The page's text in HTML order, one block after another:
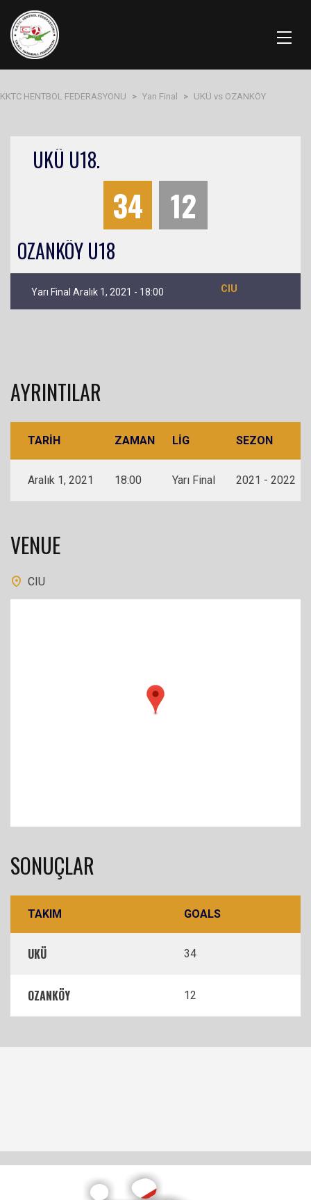
KKTC HENTBOL FEDERASYONU > Yarı Final > UKÜ vs OZANKÖY
UKÜ U18.
34 12
OZANKÖY U18
Yarı Final Aralık 1, 2021 - 18:00 CIU
AYRINTILAR
TARIH ZAMAN LIG SEZON
Aralık 1, 2021 18:00 Yarı Final 2021 - 2022
VENUE
CIU
SONUÇLAR
TAKIM GOALS
UKÜ 34
OZANKÖY 12